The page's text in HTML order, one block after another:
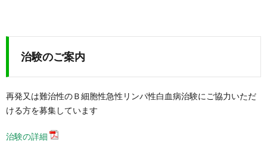
治験のご案内
再発又は難治性のＢ細胞性急性リンパ性白血病治験にご協力いただ
ける方を募集しています
治験の詳細